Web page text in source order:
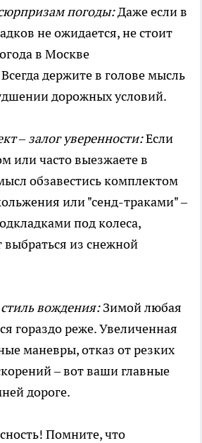
погоды:Даже если в
не ожидается, не стоит
в Москве
держите в голове мысль
дорожных условий.
– залог уверенности:Если
или часто выезжаете в
обзавестись комплектом
или "сенд-траками" –
под колеса,
из снежной
вождения:Зимой любая
гораздо реже. Увеличенная
маневры, отказ от резких
– вот ваши главные
дороге.
Помните, что